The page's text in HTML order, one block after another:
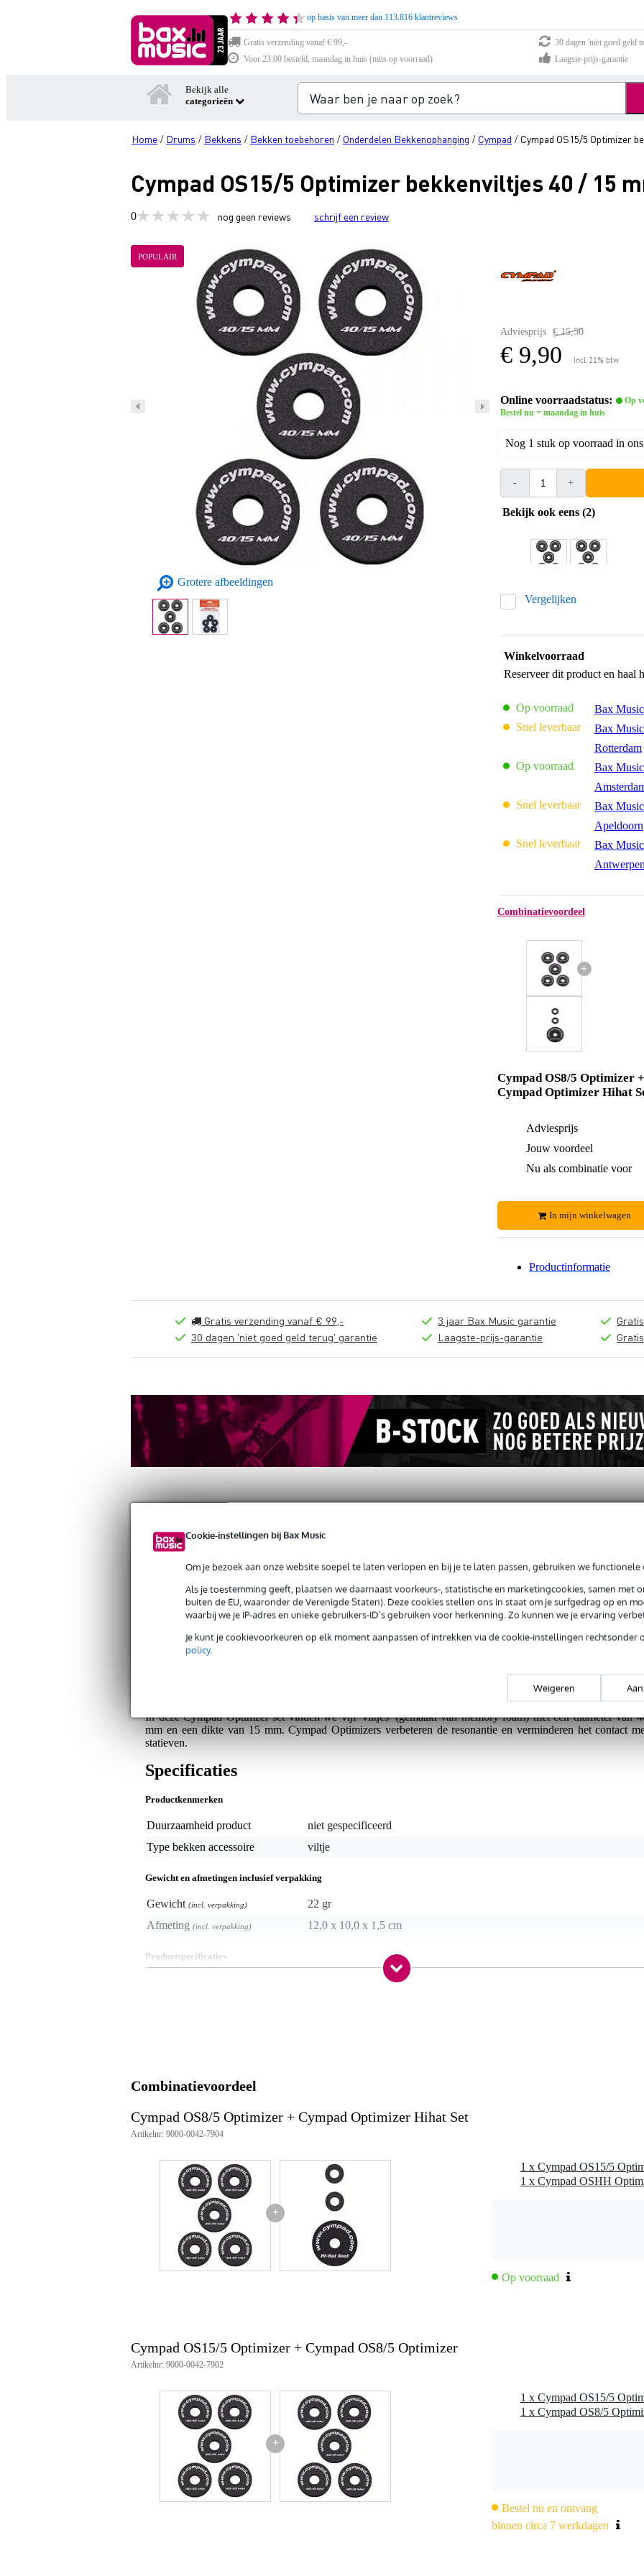
Cookie-instellingen bij Bax Music
Om je bezoek aan onze website soepel te laten verlopen en bij je te laten passen, gebruiken we functionele
Als je toestemming geeft, plaatsen we daarnaast voorkeurs-, statistische en marketingcookies, samen met
buiten de EU, waaronder de Verenigde Staten). Deze cookies stellen ons in staat om je surfgedrag op en
waarbij we je IP-adres en unieke gebruikers-ID’s gebruiken voor herkenning. Zo kunnen we je ervaring
Je kunt je cookievoorkeuren op elk moment aanpassen of intrekken via de cookie-instellingen rechtsonder
policy.
Weigeren
op basis van meer dan 113.816 klantreviews
Gratis verzending vanaf € 99,-
30 dagen 'niet goed geld
Voor 23:00 besteld, maandag in huis (mits op voorraad)
Laagste-prijs-garantie
Bekijk alle
categorieën
Home / Drums / Bekkens / Bekken toebehoren / Onderdelen Bekkenophanging / Cympad / Cympad OS15/5 Optimizer
Cympad OS15/5 Optimizer bekkenviltjes 40 / 15
0 nog geen reviews schrijf een review
POPULAIR
Grotere afbeeldingen
Adviesprijs € 15,50
€ 9,90 incl. 21% btw
Online voorraadstatus:
Op
Bestel nu = maandag in huis
Nog 1 stuk op voorraad in
- +
Bekijk ook eens (2)
Vergelijken
Winkelvoorraad
Reserveer dit product en haal
Op voorraad Bax
Snel leverbaar
Bax
Rotterdam
Op voorraad
Bax
Snel leverbaar
Bax
Apeldoorn
Snel leverbaar
Bax
Antwerpen
Combinatievoordeel
+
Cympad OS8/5 Optimizer +
Cympad Optimizer Hihat
Adviesprijs
Jouw voordeel
Nu als combinatie voor
In mijn winkelwagen
Productinformatie
Gratis verzending vanaf € 99,-
30 dagen 'niet goed geld terug' garantie
3 jaar Bax Music garantie
Laagste-prijs-garantie
Productinformatie Reviews(0)
Cympad OS15/5 Optimizer bekkenviltjes 40 / 15 mm (set van 5)
9000-0042-7897
Servicebelofte
Bax Music Garantie: Op dit product krijg je alleen garantie op fabrieksfouten.
Op dit product krijg je alleen garantie op fabrieksfouten.
In deze Cympad Optimzer set vinden we vijf 'viltjes' (gemaakt van memory foam) met een diameter van
mm en een dikte van 15 mm. Cympad Optimizers verbeteren de resonantie en verminderen het contact
statieven.
Specificaties
Productkenmerken
Duurzaamheid product
niet gespecificeerd
Type bekken accessoire
viltje
Gewicht en afmetingen inclusief verpakking
Gewicht (incl. verpakking)
22 gr
Afmeting (incl. verpakking) 12,0 x 10,0 x 1,5 cm
Productspecificaties
Combinatievoordeel
Cympad OS8/5 Optimizer + Cympad Optimizer Hihat Set
Artikelnr: 9000-0042-7904
+
Op voorraad
Cympad OS15/5 Optimizer + Cympad OS8/5 Optimizer
Artikelnr: 9000-0042-7902
+
Bestel nu en ontvang
binnen circa 7 werkdagen